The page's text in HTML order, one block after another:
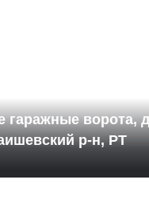
гаражные ворота,
р-н, РТ